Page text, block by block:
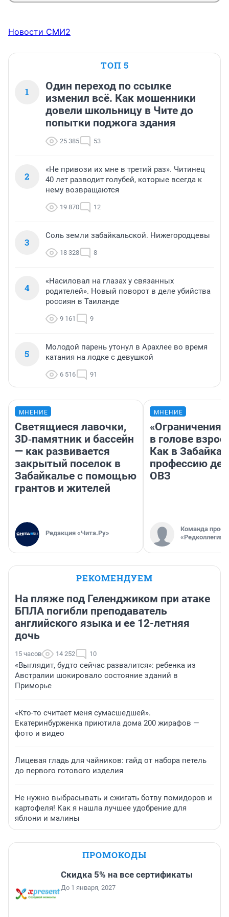
Новости СМИ2
ТОП 5
1
Один переход по ссылке
изменил всё. Как мошенники
довели школьницу в Чите до
попытки поджога здания
25 385 53
2
«Не привози их мне в третий раз». Читинец
40 лет разводит голубей, которые всегда к
нему возвращаются
19 870 12
3
Соль земли забайкальской. Нижегородцевы
18 328 8
4
«Насиловал на глазах у связанных
родителей». Новый поворот в деле убийства
россиян в Таиланде
9 161 9
5
Молодой парень утонул в Арахлее во время
катания на лодке с девушкой
6 516 91
МНЕНИЕ
Светящиеся лавочки,
3D‑памятник и бассейн
— как развивается
закрытый поселок в
Забайкалье с помощью
грантов и жителей
Редакция «Чита.Ру»
МНЕНИЕ
«Ограничения
в голове
Как в
профессию
ОВЗ
Команда
«Редколлегия»
РЕКОМЕНДУЕМ
На пляже под Геленджиком при атаке
БПЛА погибли преподаватель
английского языка и ее 12-летняя
дочь
15 часов 14 252 10
«Выглядит, будто сейчас развалится»: ребенка из
Австралии шокировало состояние зданий в
Приморье
«Кто-то считает меня сумасшедшей».
Екатеринбурженка приютила дома 200 жирафов —
фото и видео
Лицевая гладь для чайников: гайд от набора петель
до первого готового изделия
Не нужно выбрасывать и сжигать ботву помидоров и
картофеля! Как я нашла лучшее удобрение для
яблони и малины
ПРОМОКОДЫ
Скидка 5% на все сертификаты
До 1 января, 2027